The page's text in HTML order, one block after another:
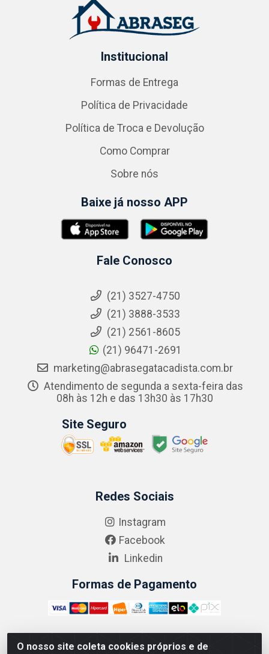
O nosso site coleta cookies próprios e de
Institucional
Formas de Entrega
Política de Privacidade
Política de Troca e Devolução
Como Comprar
Sobre nós
Baixe já nosso APP
Fale Conosco
(21) 3527-4750
(21) 3888-3533
(21) 2561-8605
(21) 96471-2691
marketing@abrasegatacadista.com.br
Atendimento de segunda a sexta-feira das
08h às 12h e das 13h30 às 17h30
Site Seguro
Redes Sociais
Instagram
Facebook
Linkedin
Formas de Pagamento